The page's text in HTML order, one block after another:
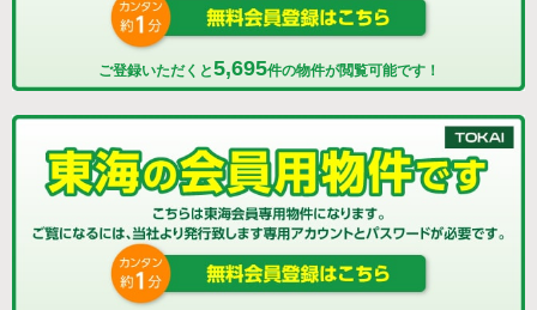
ご登録いただくと5,695件の物件が閲覧可能です！